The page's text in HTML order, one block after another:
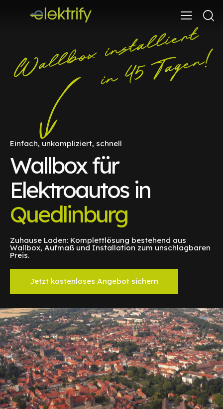
Einfach, unkompliziert, schnell
Wallbox für
Elektroautos in
Quedlinburg
Zuhause Laden: Komplettlösung bestehend aus
Wallbox, Aufmaß und Installation zum unschlagbaren
Preis.
Jetzt kostenloses Angebot sichern